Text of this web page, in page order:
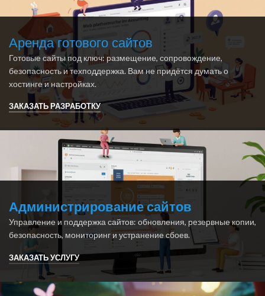
Аренда готового сайтов
Готовые сайты под ключ: размещение, сопровождение,
безопасность и техподдержка. Вам не придётся думать о
хостинге и настройках.
ЗАКАЗАТЬ РАЗРАБОТКУ
Администрирование сайтов
Управление и поддержка сайтов: обновления, резервные копии,
безопасность, мониторинг и устранение сбоев.
ЗАКАЗАТЬ УСЛУГУ